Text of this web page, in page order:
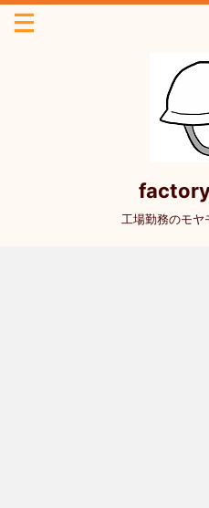
工場勤務のモヤ